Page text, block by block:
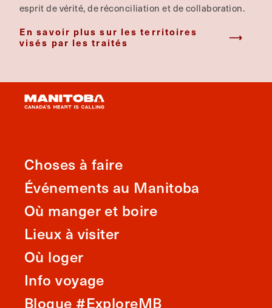
esprit de vérité, de réconciliation et de collaboration.
En savoir plus sur les territoires
visés par les traités
Choses à faire
Événements au Manitoba
Où manger et boire
Lieux à visiter
Où loger
Info voyage
Blogue #ExploreMB